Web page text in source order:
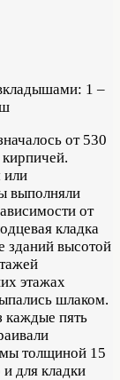
1 –
от 530
или
выполняли
от
кладка
зданий высотой
этажах
шлаком.
каждые пять
толщиной 15
для кладки